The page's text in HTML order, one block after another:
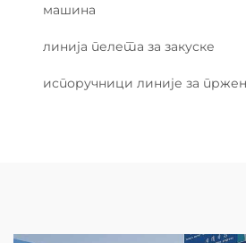
машина
линија пелета за закуске
испоручници линије за